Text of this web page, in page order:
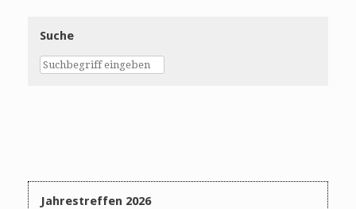
Suche
Jahrestreffen 2026